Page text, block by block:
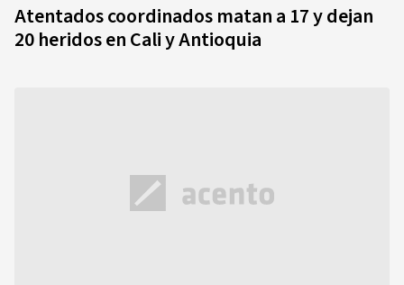
Atentados coordinados matan a 17 y dejan
20 heridos en Cali y Antioquia